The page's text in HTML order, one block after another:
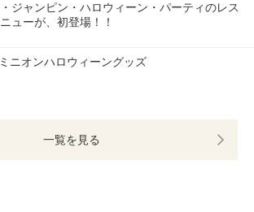
ジャンピン・ハロウィーン・パーティのレス
ューが、初登場！！
ミニオンハロウィーングッズ
一覧を見る